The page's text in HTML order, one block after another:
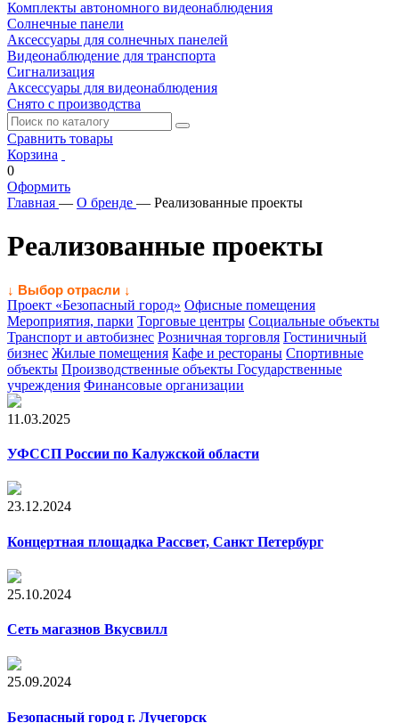
Комплекты автономного видеонаблюдения
Солнечные панели
Аксессуары для солнечных панелей
Видеонаблюдение для транспорта
Сигнализация
Аксессуары для видеонаблюдения
Снято с производства
Сравнить товары
Корзина
0
Оформить
Главная — О бренде — Реализованные проекты
Реализованные проекты
↓ Выбор отрасли ↓
Проект «Безопасный город» Офисные помещения
Мероприятия, парки Торговые центры Социальные объекты
Транспорт и автобизнес Розничная торговля Гостиничный
бизнес Жилые помещения Кафе и рестораны Cпортивные
объекты Производственные объекты Государственные
учреждения Финансовые организации
11.03.2025
УФССП России по Калужской области
23.12.2024
Концертная площадка Рассвет, Санкт Петербург
25.10.2024
Сеть магазнов Вкусвилл
25.09.2024
Безопасный город г. Лучегорск